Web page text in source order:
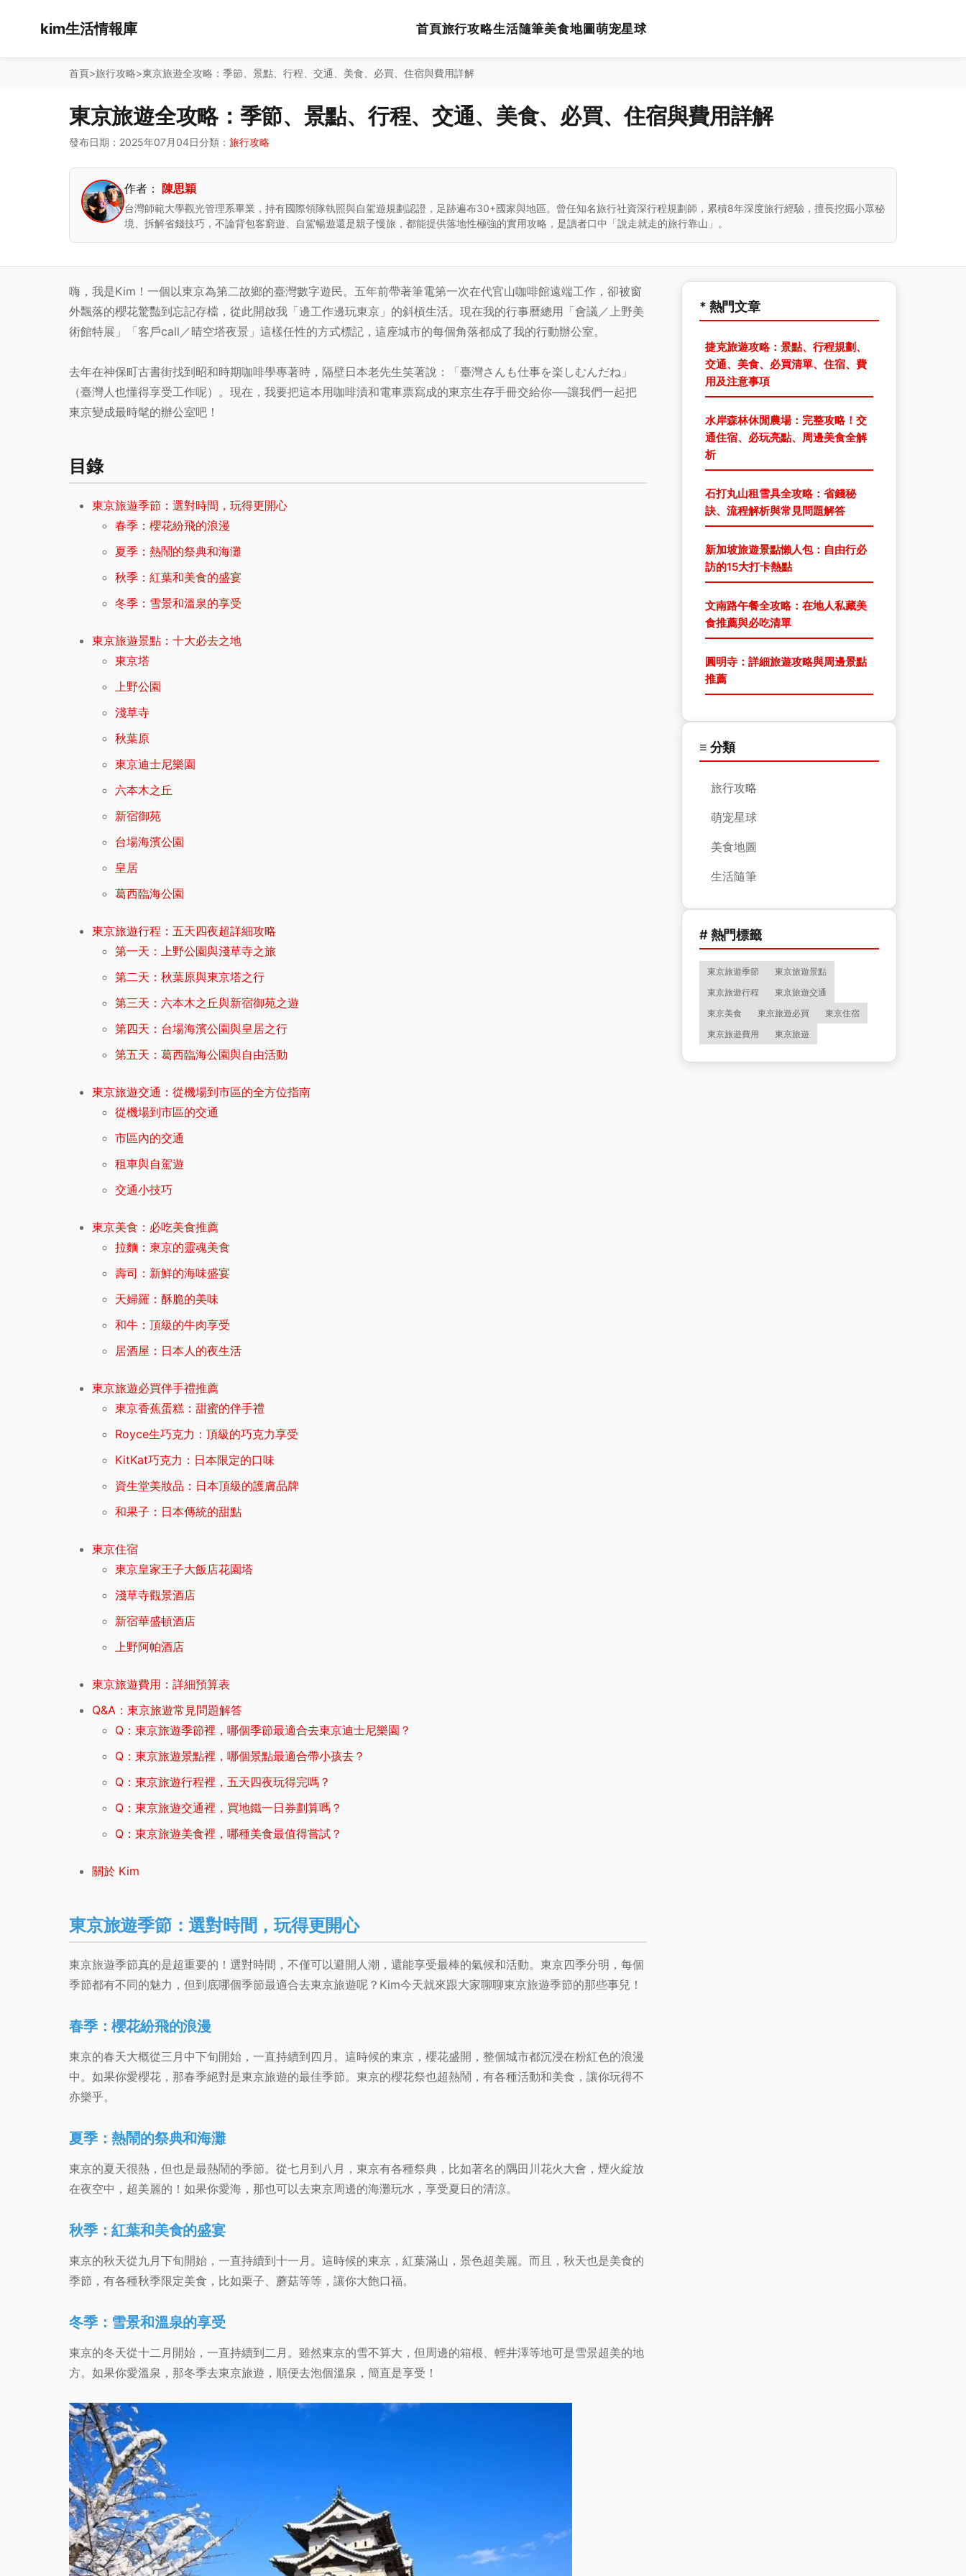
kim生活情報庫 首頁旅行攻略生活隨筆美食地圖萌宠星球
首頁>旅行攻略>東京旅遊全攻略：季節、景點、行程、交通、美食、必買、住宿與費用詳解
東京旅遊全攻略：季節、景點、行程、交通、美食、必買、住宿與費用詳解
發布日期：2025年07月04日分類： 旅行攻略
作者： 陳思穎
台灣師範大學觀光管理系畢業，持有國際領隊執照與自駕遊規劃認證，足跡遍布30+國家與地區。曾任知名旅行社資深行程規劃師，累積8年深度旅行經驗，擅長挖掘小眾秘
境、拆解省錢技巧，不論背包客窮遊、自駕暢遊還是親子慢旅，都能提供落地性極強的實用攻略，是讀者口中「說走就走的旅行靠山」。
嗨，我是Kim！一個以東京為第二故鄉的臺灣數字遊民。五年前帶著筆電第一次在代官山咖啡館遠端工作，卻被窗
外飄落的櫻花驚豔到忘記存檔，從此開啟我「邊工作邊玩東京」的斜槓生活。現在我的行事曆總用「會議／上野美
術館特展」「客戶call／晴空塔夜景」這樣任性的方式標記，這座城市的每個角落都成了我的行動辦公室。
去年在神保町古書街找到昭和時期咖啡學專著時，隔壁日本老先生笑著說：「臺灣さんも仕事を楽しむんだね」
（臺灣人也懂得享受工作呢）。現在，我要把這本用咖啡漬和電車票寫成的東京生存手冊交給你──讓我們一起把
東京變成最時髦的辦公室吧！
目錄
東京旅遊季節：選對時間，玩得更開心
春季：櫻花紛飛的浪漫
夏季：熱鬧的祭典和海灘
秋季：紅葉和美食的盛宴
冬季：雪景和溫泉的享受
東京旅遊景點：十大必去之地
東京塔
上野公園
淺草寺
秋葉原
東京迪士尼樂園
六本木之丘
新宿御苑
台場海濱公園
皇居
葛西臨海公園
東京旅遊行程：五天四夜超詳細攻略
第一天：上野公園與淺草寺之旅
第二天：秋葉原與東京塔之行
第三天：六本木之丘與新宿御苑之遊
第四天：台場海濱公園與皇居之行
第五天：葛西臨海公園與自由活動
東京旅遊交通：從機場到市區的全方位指南
從機場到市區的交通
市區內的交通
租車與自駕遊
交通小技巧
東京美食：必吃美食推薦
拉麵：東京的靈魂美食
壽司：新鮮的海味盛宴
天婦羅：酥脆的美味
和牛：頂級的牛肉享受
居酒屋：日本人的夜生活
東京旅遊必買伴手禮推薦
東京香蕉蛋糕：甜蜜的伴手禮
Royce生巧克力：頂級的巧克力享受
KitKat巧克力：日本限定的口味
資生堂美妝品：日本頂級的護膚品牌
和果子：日本傳統的甜點
東京住宿
東京皇家王子大飯店花園塔
淺草寺觀景酒店
新宿華盛頓酒店
上野阿帕酒店
東京旅遊費用：詳細預算表
Q&A：東京旅遊常見問題解答
Q：東京旅遊季節裡，哪個季節最適合去東京迪士尼樂園？
Q：東京旅遊景點裡，哪個景點最適合帶小孩去？
Q：東京旅遊行程裡，五天四夜玩得完嗎？
Q：東京旅遊交通裡，買地鐵一日券劃算嗎？
Q：東京旅遊美食裡，哪種美食最值得嘗試？
關於 Kim
東京旅遊季節：選對時間，玩得更開心
東京旅遊季節真的是超重要的！選對時間，不僅可以避開人潮，還能享受最棒的氣候和活動。東京四季分明，每個
季節都有不同的魅力，但到底哪個季節最適合去東京旅遊呢？Kim今天就來跟大家聊聊東京旅遊季節的那些事兒！
春季：櫻花紛飛的浪漫
東京的春天大概從三月中下旬開始，一直持續到四月。這時候的東京，櫻花盛開，整個城市都沉浸在粉紅色的浪漫
中。如果你愛櫻花，那春季絕對是東京旅遊的最佳季節。東京的櫻花祭也超熱鬧，有各種活動和美食，讓你玩得不
亦樂乎。
夏季：熱鬧的祭典和海灘
東京的夏天很熱，但也是最熱鬧的季節。從七月到八月，東京有各種祭典，比如著名的隅田川花火大會，煙火綻放
在夜空中，超美麗的！如果你愛海，那也可以去東京周邊的海灘玩水，享受夏日的清涼。
秋季：紅葉和美食的盛宴
東京的秋天從九月下旬開始，一直持續到十一月。這時候的東京，紅葉滿山，景色超美麗。而且，秋天也是美食的
季節，有各種秋季限定美食，比如栗子、蘑菇等等，讓你大飽口福。
冬季：雪景和溫泉的享受
東京的冬天從十二月開始，一直持續到二月。雖然東京的雪不算大，但周邊的箱根、輕井澤等地可是雪景超美的地
方。如果你愛溫泉，那冬季去東京旅遊，順便去泡個溫泉，簡直是享受！
* 熱門文章
捷克旅遊攻略：景點、行程規劃、
交通、美食、必買清單、住宿、費
用及注意事項
水岸森林休閒農場：完整攻略！交
通住宿、必玩亮點、周邊美食全解
析
石打丸山租雪具全攻略：省錢秘
訣、流程解析與常見問題解答
新加坡旅遊景點懶人包：自由行必
訪的15大打卡熱點
文南路午餐全攻略：在地人私藏美
食推薦與必吃清單
圓明寺：詳細旅遊攻略與周邊景點
推薦
≡ 分類
旅行攻略
萌宠星球
美食地圖
生活隨筆
# 熱門標籤
東京旅遊季節
東京旅遊景點
東京旅遊行程
東京旅遊交通
東京美食
東京旅遊必買
東京住宿
東京旅遊費用
東京旅遊